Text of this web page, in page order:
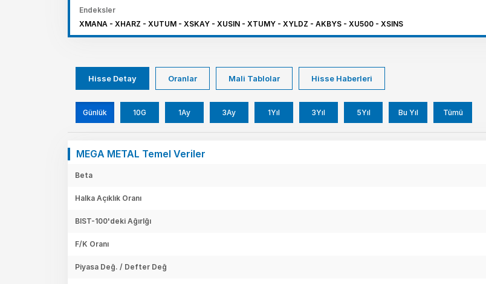
Endeksler
XMANA - XHARZ - XUTUM - XSKAY - XUSIN - XTUMY - XYLDZ - AKBYS - XU500 - XSINS
Hisse Detay Oranlar Mali Tablolar Hisse Haberleri
Günlük 10G 1Ay 3Ay 1Yıl 3Yıl 5Yıl Bu Yıl Tümü
MEGA METAL Temel Veriler
Beta
Halka Açıklık Oranı
BIST-100'deki Ağırlğı
F/K Oranı
Piyasa Değ. / Defter Değ